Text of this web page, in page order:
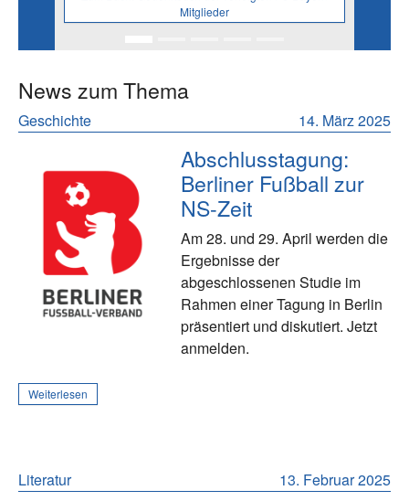
Mitglieder
News zum Thema
14. März 2025
Geschichte
Abschlusstagung:
Berliner Fußball zur
NS-Zeit
Am 28. und 29. April werden die
Ergebnisse der
abgeschlossenen Studie im
Rahmen einer Tagung in Berlin
präsentiert und diskutiert. Jetzt
anmelden.
Weiterlesen
13. Februar 2025
Literatur